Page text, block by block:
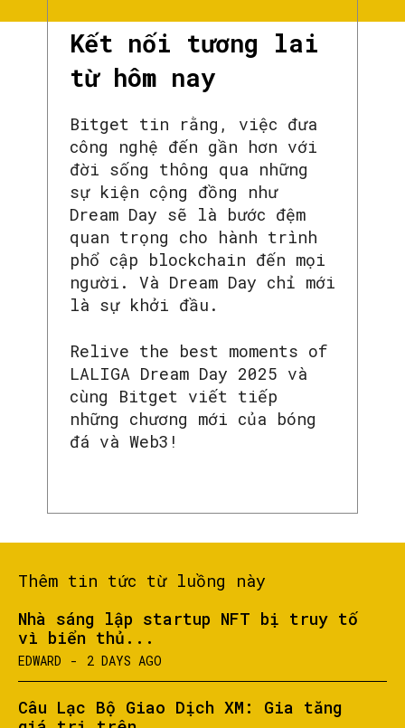
Kết nối tương lai
từ hôm nay
Bitget tin rằng, việc đưa
công nghệ đến gần hơn với
đời sống thông qua những
sự kiện cộng đồng như
Dream Day sẽ là bước đệm
quan trọng cho hành trình
phổ cập blockchain đến mọi
người. Và Dream Day chỉ mới
là sự khởi đầu.
Relive the best moments of
LALIGA Dream Day 2025 và
cùng Bitget viết tiếp
những chương mới của bóng
đá và Web3!
Thêm tin tức từ luồng này
Nhà sáng lập startup NFT bị truy tố
vì biển thủ...
EDWARD - 2 DAYS AGO
Câu Lạc Bộ Giao Dịch XM: Gia tăng